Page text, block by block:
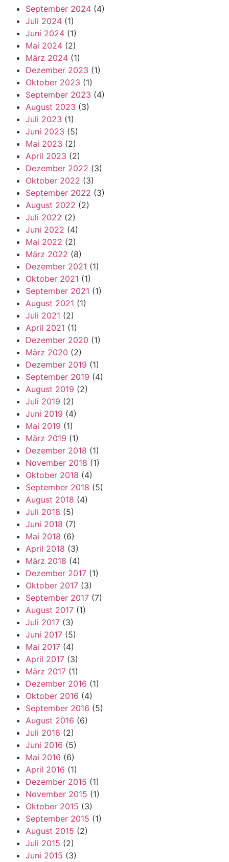
September 2024 (4)
Juli 2024 (1)
Juni 2024 (1)
Mai 2024 (2)
März 2024 (1)
Dezember 2023 (1)
Oktober 2023 (1)
September 2023 (4)
August 2023 (3)
Juli 2023 (1)
Juni 2023 (5)
Mai 2023 (2)
April 2023 (2)
Dezember 2022 (3)
Oktober 2022 (3)
September 2022 (3)
August 2022 (2)
Juli 2022 (2)
Juni 2022 (4)
Mai 2022 (2)
März 2022 (8)
Dezember 2021 (1)
Oktober 2021 (1)
September 2021 (1)
August 2021 (1)
Juli 2021 (2)
April 2021 (1)
Dezember 2020 (1)
März 2020 (2)
Dezember 2019 (1)
September 2019 (4)
August 2019 (2)
Juli 2019 (2)
Juni 2019 (4)
Mai 2019 (1)
März 2019 (1)
Dezember 2018 (1)
November 2018 (1)
Oktober 2018 (4)
September 2018 (5)
August 2018 (4)
Juli 2018 (5)
Juni 2018 (7)
Mai 2018 (6)
April 2018 (3)
März 2018 (4)
Dezember 2017 (1)
Oktober 2017 (3)
September 2017 (7)
August 2017 (1)
Juli 2017 (3)
Juni 2017 (5)
Mai 2017 (4)
April 2017 (3)
März 2017 (1)
Dezember 2016 (1)
Oktober 2016 (4)
September 2016 (5)
August 2016 (6)
Juli 2016 (2)
Juni 2016 (5)
Mai 2016 (6)
April 2016 (1)
Dezember 2015 (1)
November 2015 (1)
Oktober 2015 (3)
September 2015 (1)
August 2015 (2)
Juli 2015 (2)
Juni 2015 (3)